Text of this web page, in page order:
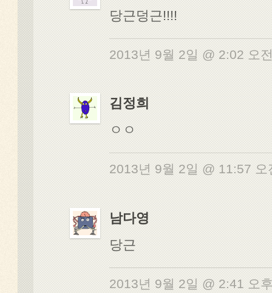
당근덩근!!!!
2013년 9월 2일 @ 2:02 오
김정희
ㅇㅇ
2013년 9월 2일 @ 11:57
남다영
당근
2013년 9월 2일 @ 2:41 오